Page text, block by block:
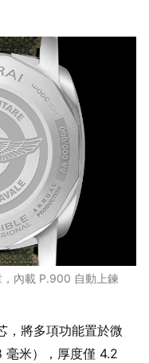
內載 P.900 自動上鍊
，將多項功能置於微
米），厚度僅 4.2